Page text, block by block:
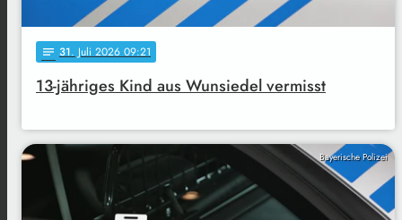
notes 31. Juli 2026 09:21
13-jähriges Kind aus Wunsiedel vermisst
Bayerische Polizei